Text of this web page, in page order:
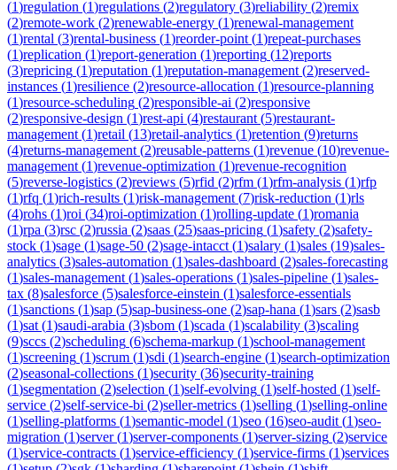
(1)regulation (1)regulations (2)regulatory (3)reliability (2)remix
(2)remote-work (2)renewable-energy (1)renewal-management
(1)rental (3)rental-business (1)reorder-point (1)repeat-purchases
(1)replication (1)report-generation (1)reporting (12)reports
(3)repricing (1)reputation (1)reputation-management (2)reserved-
instances (1)resilience (2)resource-allocation (1)resource-planning
(1)resource-scheduling (2)responsible-ai (2)responsive
(2)responsive-design (1)rest-api (4)restaurant (5)restaurant-
management (1)retail (13)retail-analytics (1)retention (9)returns
(4)returns-management (2)reusable-patterns (1)revenue (10)revenue-
management (1)revenue-optimization (1)revenue-recognition
(5)reverse-logistics (2)reviews (5)rfid (2)rfm (1)rfm-analysis (1)rfp
(1)rfq (1)rich-results (1)risk-management (7)risk-reduction (1)rls
(4)rohs (1)roi (34)roi-optimization (1)rolling-update (1)romania
(1)rpa (3)rsc (2)russia (2)saas (25)saas-pricing (1)safety (2)safety-
stock (1)sage (1)sage-50 (2)sage-intacct (1)salary (1)sales (19)sales-
analytics (3)sales-automation (1)sales-dashboard (2)sales-forecasting
(1)sales-management (1)sales-operations (1)sales-pipeline (1)sales-
tax (8)salesforce (5)salesforce-einstein (1)salesforce-essentials
(1)sanctions (1)sap (5)sap-business-one (2)sap-hana (1)sars (2)sasb
(1)sat (1)saudi-arabia (3)sbom (1)scada (1)scalability (3)scaling
(9)sccs (2)scheduling (6)schema-markup (1)school-management
(1)screening (1)scrum (1)sdi (1)search-engine (1)search-optimization
(2)seasonal-collections (1)security (36)security-training
(1)segmentation (2)selection (1)self-evolving (1)self-hosted (1)self-
service (2)self-service-bi (2)seller-metrics (1)selling (1)selling-online
(1)selling-platforms (1)semantic-model (1)seo (16)seo-audit (1)seo-
migration (1)server(1)server-components (1)server-sizing (2)service
(1)service-contracts (1)service-efficiency (1)service-firms (1)services